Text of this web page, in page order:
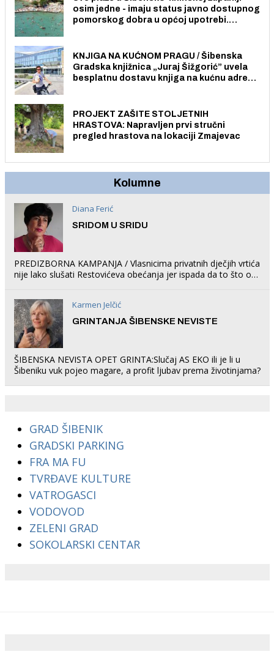
osim jedne - imaju status javno dostupnog
pomorskog dobra u općoj upotrebi.
KNJIGA NA KUĆNOM PRAGU / Šibenska
Gradska knjižnica „Juraj Šižgorić” uvela
besplatnu dostavu knjiga na kućnu adresu
PROJEKT ZAŠITE STOLJETNIH
HRASTOVA: Napravljen prvi stručni
pregled hrastova na lokaciji Zmajevac
Kolumne
Diana Ferić
SRIDOM U SRIDU
PREDIZBORNA KAMPANJA / Vlasnicima privatnih dječjih vrtića
nije lako slušati Restovićeva obećanja jer ispada da to što oni
Karmen Jelčić
GRINTANJA ŠIBENSKE NEVISTE
ŠIBENSKA NEVISTA OPET GRINTA:Slučaj AS EKO ili je li u
Šibeniku vuk pojeo magare, a profit ljubav prema životinjama?
GRAD ŠIBENIK
GRADSKI PARKING
FRA MA FU
TVRĐAVE KULTURE
VATROGASCI
VODOVOD
ZELENI GRAD
SOKOLARSKI CENTAR